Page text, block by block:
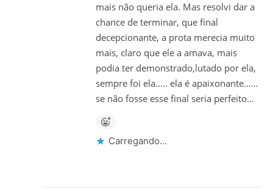
mais não queria ela. Mas resolvi dar a
chance de terminar, que final
decepcionante, a prota merecia muito
mais, claro que ele a amava, mais
podia ter demonstrado,lutado por ela,
sempre foi ela….. ela é apaixonante……
se não fosse esse final seria perfeito…
Carregando...